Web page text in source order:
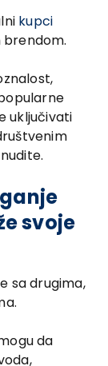
kupci
brendom.
uključivati
svoje
sa drugima,
da